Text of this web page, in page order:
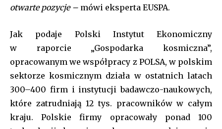
manual_count_tiktok=”32214″ f_network_font_family=”tt-
otwarte pozycje – mówi eksperta EUSPA.
Jak podaje Polski Instytut Ekonomiczny
w raporcie „Gospodarka kosmiczna”,
opracowanym we współpracy z POLSA, w polskim
sektorze kosmicznym działa w ostatnich latach
300–400 firm i instytucji badawczo-naukowych,
które zatrudniają 12 tys. pracowników w całym
kraju. Polskie firmy opracowały ponad 100